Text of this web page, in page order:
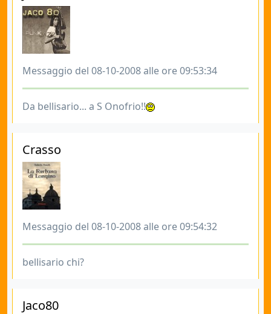
Messaggio del 08-10-2008 alle ore 09:53:34
Da bellisario... a S Onofrio!!
Crasso
Messaggio del 08-10-2008 alle ore 09:54:32
bellisario chi?
Jaco80